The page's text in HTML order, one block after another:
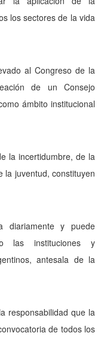
los sectores de la vida
al Congreso de la
de un Consejo
ámbito institucional
la incertidumbre, de la
la juventud, constituyen
diariamente y puede
las instituciones y
antesala de la
responsabilidad que la
de todos los